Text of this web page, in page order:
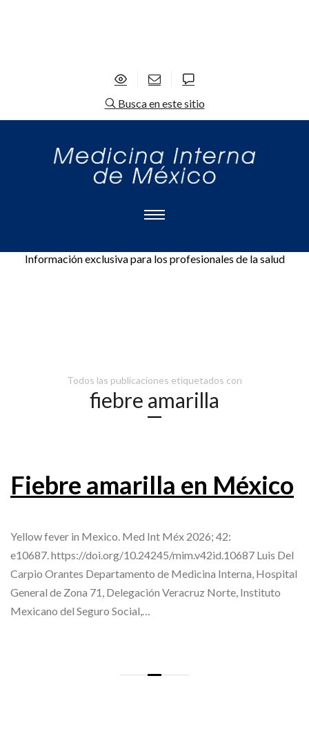
Busca en este sitio
Información exclusiva para los profesionales de la salud
Todos las publicaciones etiquetados con
fiebre amarilla
Fiebre amarilla en México
Yellow fever in Mexico. Med Int Méx 2026; 42:
e10687. https://doi.org/10.24245/mim.v42id.10687 Luis Del
Carpio Orantes Departamento de Medicina Interna, Hospital
General de Zona 71, Delegación Veracruz Norte, Instituto
Mexicano del Seguro Social,…